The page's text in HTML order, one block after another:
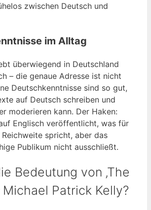
zwischen Deutsch und
im Alltag
überwiegend in Deutschland
– die genaue Adresse ist nicht
Deutschkenntnisse sind so gut,
auf Deutsch schreiben und
moderieren kann. Der Haken:
auf Englisch veröffentlicht, was für
spricht, aber das
Publikum nicht ausschließt.
Bedeutung von ‚The
Michael Patrick Kelly?